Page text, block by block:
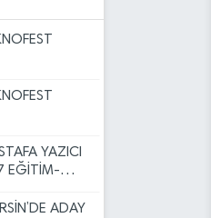
YAZICI
EĞİTİM-
ADAY